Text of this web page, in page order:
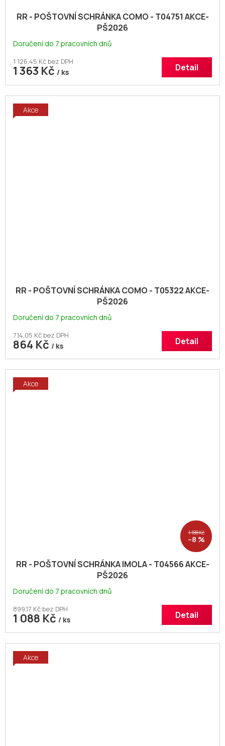
RR - POŠTOVNÍ SCHRÁNKA COMO - T04751 AKCE-
PŠ2026
Doručení do 7 pracovních dnů
1 126,45 Kč bez DPH
1 363 Kč / ks Detail
Akce
RR - POŠTOVNÍ SCHRÁNKA COMO - T05322 AKCE-
PŠ2026
Doručení do 7 pracovních dnů
714,05 Kč bez DPH
864 Kč / ks Detail
Akce
1 188 Kč
–8 %
RR - POŠTOVNÍ SCHRÁNKA IMOLA - T04566 AKCE-
PŠ2026
Doručení do 7 pracovních dnů
899,17 Kč bez DPH
1 088 Kč / ks Detail
Akce